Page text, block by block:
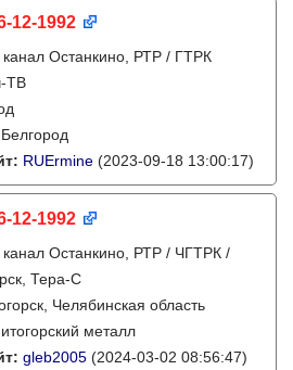
12-1992
канал Останкино, РТР / ГТРК
ТВ
RUErmine (2023-09-18 13:00:17)
12-1992
канал Останкино, РТР / ЧГТРК /
Тера-С
Челябинская область
металл
gleb2005 (2024-03-02 08:56:47)